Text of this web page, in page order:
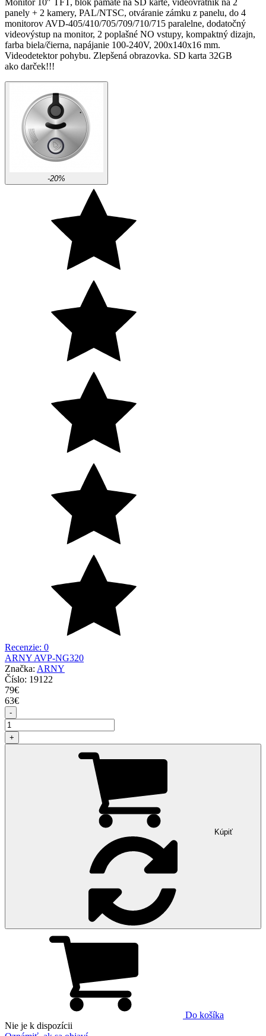
panely + 2 kamery, PAL/NTSC, otváranie zámku z panelu, do 4
monitorov AVD-405/410/705/709/710/715 paralelne, dodatočný
videovýstup na monitor, 2 poplašné NO vstupy, kompaktný dizajn,
farba biela/čierna, napájanie 100-240V, 200x140x16 mm.
Videodetektor pohybu. Zlepšená obrazovka. SD karta 32GB
ako darček!!!
-20%
Recenzie: 0
ARNY AVP-NG320
Značka: ARNY
Číslo: 19122
79€
63€
-
+
Kúpiť
Do košíka
Nie je k dispozícii